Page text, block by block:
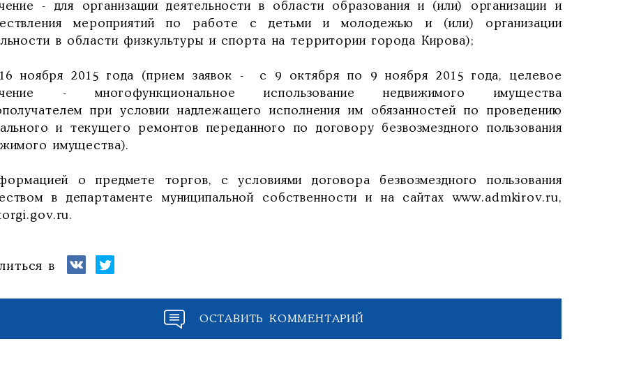
- для организации деятельности в области образования и (или) организации и
мероприятий по работе с детьми и молодежью и (или) организации
в области физкультуры и спорта на территории города Кирова);
ноября 2015 года (прием заявок - с 9 октября по 9 ноября 2015 года, целевое
- многофункциональное использование недвижимого имущества
при условии надлежащего исполнения им обязанностей по проведению
и текущего ремонтов переданного по договору безвозмездного пользования
имущества).
о предмете торгов, с условиями договора безвозмездного пользования
в департаменте муниципальной собственности и на сайтах www.admkirov.ru,
в
ОСТАВИТЬ КОММЕНТАРИЙ